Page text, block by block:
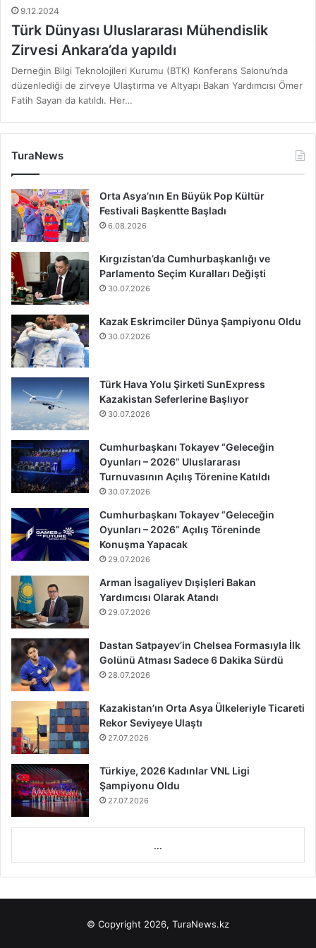
9.12.2024
Türk Dünyası Uluslararası Mühendislik
Zirvesi Ankara’da yapıldı
Derneğin Bilgi Teknolojileri Kurumu (BTK) Konferans Salonu’nda
düzenlediği de zirveye Ulaştırma ve Altyapı Bakan Yardımcısı Ömer
Fatih Sayan da katıldı. Her…
TuraNews
Orta Asya’nın En Büyük Pop Kültür
Festivali Başkentte Başladı
6.08.2026
Kırgızistan’da Cumhurbaşkanlığı ve
Parlamento Seçim Kuralları Değişti
30.07.2026
Kazak Eskrimciler Dünya Şampiyonu Oldu
30.07.2026
Türk Hava Yolu Şirketi SunExpress
Kazakistan Seferlerine Başlıyor
30.07.2026
Cumhurbaşkanı Tokayev “Geleceğin
Oyunları – 2026” Uluslararası
Turnuvasının Açılış Törenine Katıldı
30.07.2026
Cumhurbaşkanı Tokayev “Geleceğin
Oyunları – 2026” Açılış Töreninde
Konuşma Yapacak
29.07.2026
Arman İsagaliyev Dışişleri Bakan
Yardımcısı Olarak Atandı
29.07.2026
Dastan Satpayev’in Chelsea Formasıyla İlk
Golünü Atması Sadece 6 Dakika Sürdü
28.07.2026
Kazakistan’ın Orta Asya Ülkeleriyle Ticareti
Rekor Seviyeye Ulaştı
27.07.2026
Türkiye, 2026 Kadınlar VNL Ligi
Şampiyonu Oldu
27.07.2026
...
© Copyright 2026, TuraNews.kz